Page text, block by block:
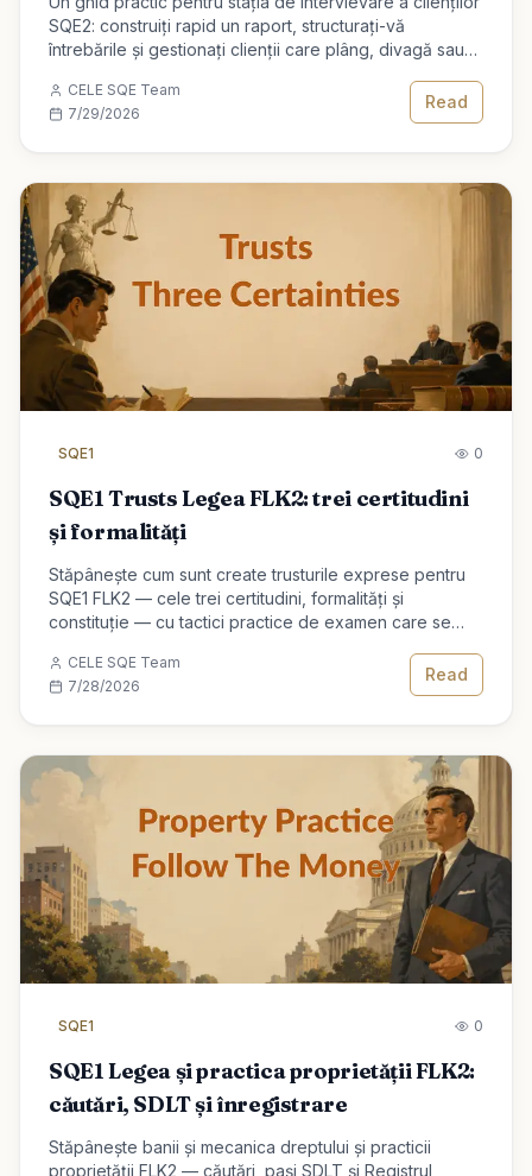
SQE2: construiți rapid un raport, structurați-vă
întrebările și gestionați clienții care plâng, divagă sau
CELE SQE Team
7/29/2026
Read
SQE1 0
SQE1 Trusts Legea FLK2: trei certitudini
și formalități
Stăpânește cum sunt create trusturile exprese pentru
SQE1 FLK2 — cele trei certitudini, formalități și
constituție — cu tactici practice de examen care se
CELE SQE Team
7/28/2026
Read
SQE1 0
SQE1 Legea și practica proprietății FLK2:
căutări, SDLT și înregistrare
Stăpânește banii și mecanica dreptului și practicii
proprietății FLK2 — căutări, pași SDLT și Registrul